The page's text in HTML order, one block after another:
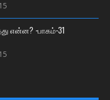
என்ன? -பாகம்-31